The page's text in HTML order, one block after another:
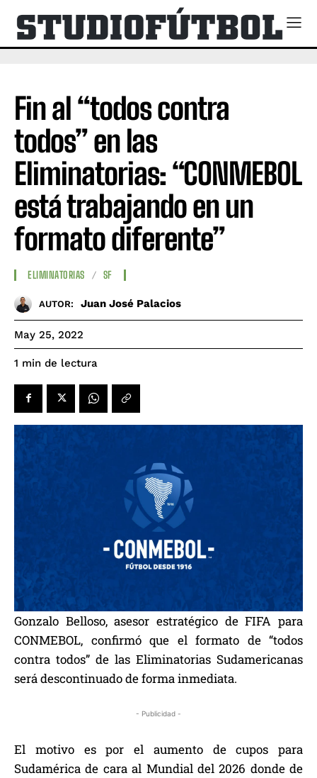
Fin al “todos contra
todos” en las
Eliminatorias: “CONMEBOL
está trabajando en un
formato diferente”
ELIMINATORIAS SF
AUTOR: Juan José Palacios
May 25, 2022
1 min de lectura
Gonzalo Belloso, asesor estratégico de FIFA para
CONMEBOL, confirmó que el formato de “todos
contra todos” de las Eliminatorias Sudamericanas
será descontinuado de forma inmediata.
- Publicidad -
El motivo es por el aumento de cupos para
Sudamérica de cara al Mundial del 2026 donde de